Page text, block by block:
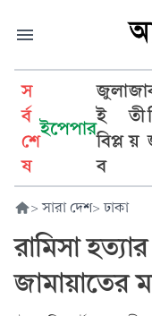
স
র্ব
শে
ষ
ইপেপার
জুলা
ই
বিপ্ল
ব
জা
তী
য়
> সারা দেশ> ঢাকা
রামিসা
জামায়াতের